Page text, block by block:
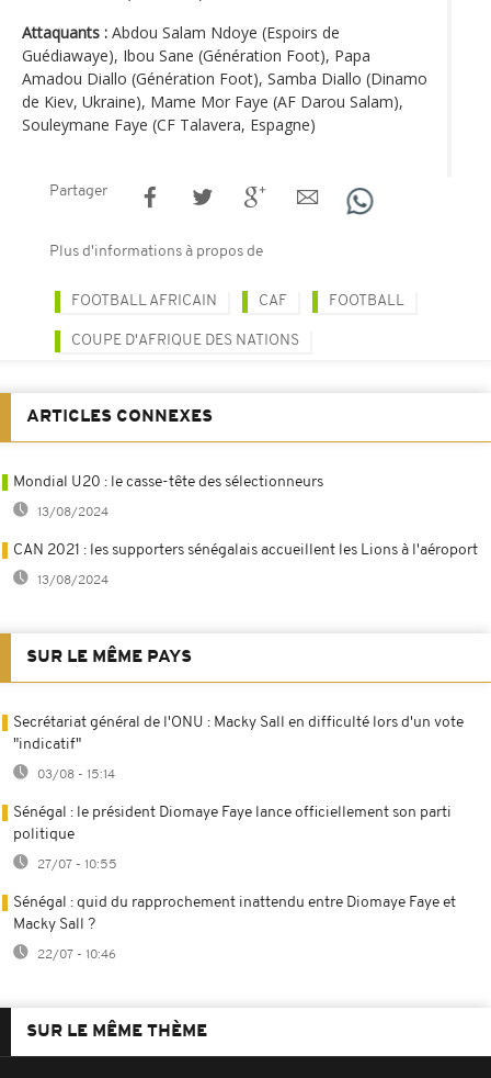
Attaquants : Abdou Salam Ndoye (Espoirs de
Guédiawaye), Ibou Sane (Génération Foot), Papa
Amadou Diallo (Génération Foot), Samba Diallo (Dinamo
de Kiev, Ukraine), Mame Mor Faye (AF Darou Salam),
Souleymane Faye (CF Talavera, Espagne)
Partager
Plus d'informations à propos de
FOOTBALL AFRICAIN CAF FOOTBALL
COUPE D'AFRIQUE DES NATIONS
ARTICLES CONNEXES
Mondial U20 : le casse-tête des sélectionneurs
13/08/2024
CAN 2021 : les supporters sénégalais accueillent les Lions à l'aéroport
13/08/2024
SUR LE MÊME PAYS
Secrétariat général de l'ONU : Macky Sall en difficulté lors d'un vote
"indicatif"
03/08 - 15:14
Sénégal : le président Diomaye Faye lance officiellement son parti
politique
27/07 - 10:55
Sénégal : quid du rapprochement inattendu entre Diomaye Faye et
Macky Sall ?
22/07 - 10:46
SUR LE MÊME THÈME